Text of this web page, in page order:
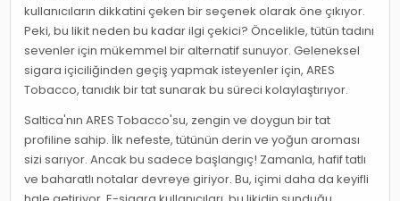
kullanıcıların dikkatini çeken bir seçenek olarak öne çıkıyor.
Peki, bu likit neden bu kadar ilgi çekici? Öncelikle, tütün tadını
sevenler için mükemmel bir alternatif sunuyor. Geleneksel
sigara içiciliğinden geçiş yapmak isteyenler için, ARES
Tobacco, tanıdık bir tat sunarak bu süreci kolaylaştırıyor.
Saltica'nın ARES Tobacco'su, zengin ve doygun bir tat
profiline sahip. İlk nefeste, tütünün derin ve yoğun aroması
sizi sarıyor. Ancak bu sadece başlangıç! Zamanla, hafif tatlı
ve baharatlı notalar devreye giriyor. Bu, içimi daha da keyifli